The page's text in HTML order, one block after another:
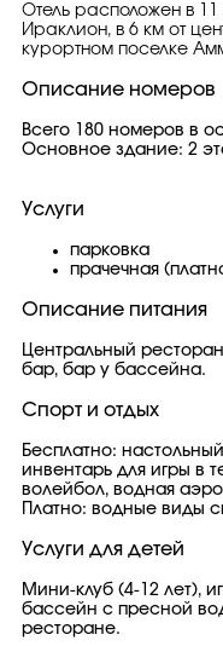
Отель расположен в
Ираклион, в 6 км от
курортном поселке
Описание номеров
Всего 180 номеров в
Основное здание: 2
Услуги
парковка
прачечная
Описание питания
Центральный
бар, бар у бассейна.
Спорт и отдых
Бесплатно:
инвентарь для игры в
волейбол, водная
Платно: водные виды
Услуги для детей
Мини-клуб (4-12 лет),
бассейн с пресной
ресторане.